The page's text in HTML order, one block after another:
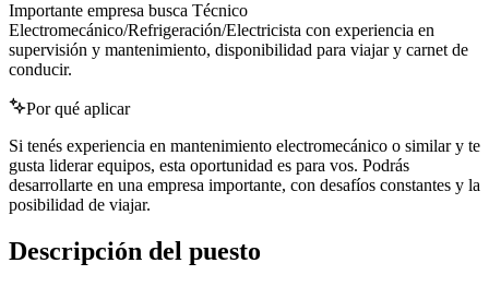
Importante empresa busca Técnico
Electromecánico/Refrigeración/Electricista con experiencia en
supervisión y mantenimiento, disponibilidad para viajar y carnet de
conducir.
Por qué aplicar
Si tenés experiencia en mantenimiento electromecánico o similar y te
gusta liderar equipos, esta oportunidad es para vos. Podrás
desarrollarte en una empresa importante, con desafíos constantes y la
posibilidad de viajar.
Descripción del puesto